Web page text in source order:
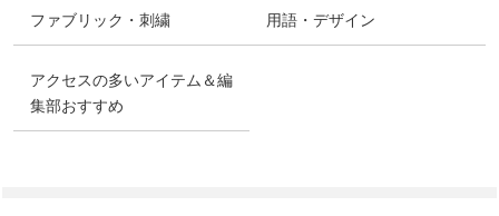
ファブリック・刺繍 用語・デザイン
アクセスの多いアイテム＆編
集部おすすめ